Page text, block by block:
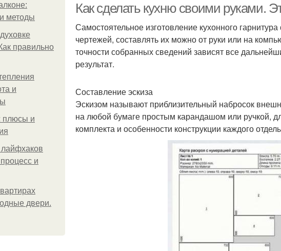
методы
правильно
и
плюсы и
и
двери.
Как сделать кухню своими руками.
Самостоятельное изготовление кухонного
чертежей, составлять их можно от руки или на
точности собранных сведений зависят все
результат.
Составление эскиза
Эскизом называют приблизительный набросок
на любой бумаге простым карандашом или ручкой,
комплекта и особенности конструкции каждого